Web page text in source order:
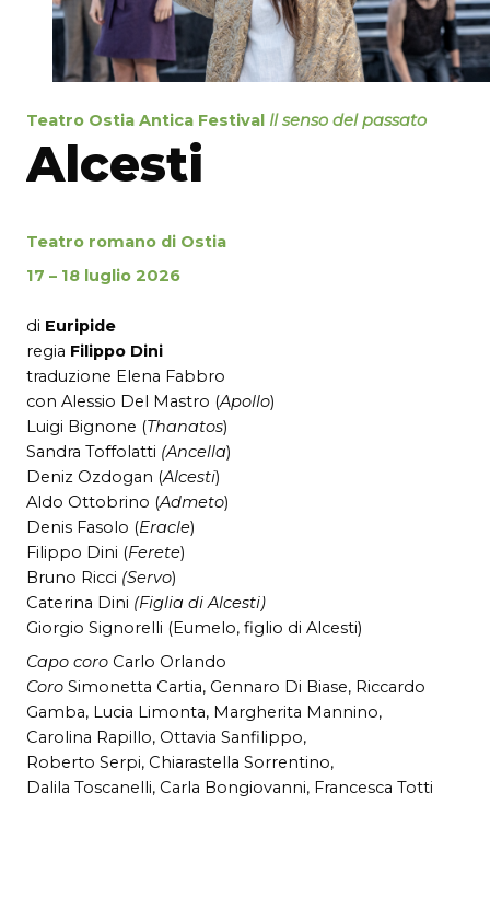
Teatro Ostia Antica Festival Il senso del passato
Alcesti
Teatro romano di Ostia
17 – 18 luglio 2026
di Euripide
regia Filippo Dini
traduzione Elena Fabbro
con Alessio Del Mastro (Apollo)
Luigi Bignone (Thanatos)
Sandra Toffolatti (Ancella)
Deniz Ozdogan (Alcesti)
Aldo Ottobrino (Admeto)
Denis Fasolo (Eracle)
Filippo Dini (Ferete)
Bruno Ricci (Servo)
Caterina Dini (Figlia di Alcesti)
Giorgio Signorelli (Eumelo, figlio di Alcesti)
Capo coro Carlo Orlando
Coro Simonetta Cartia, Gennaro Di Biase, Riccardo
Gamba, Lucia Limonta, Margherita Mannino,
Carolina Rapillo, Ottavia Sanfilippo,
Roberto Serpi, Chiarastella Sorrentino,
Dalila Toscanelli, Carla Bongiovanni, Francesca Totti